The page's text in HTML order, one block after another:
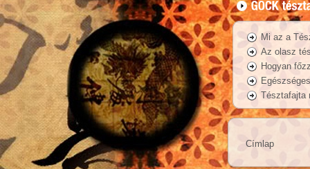
Mi az a
Az olasz
Hogyan
Tésztafajta
Címlap